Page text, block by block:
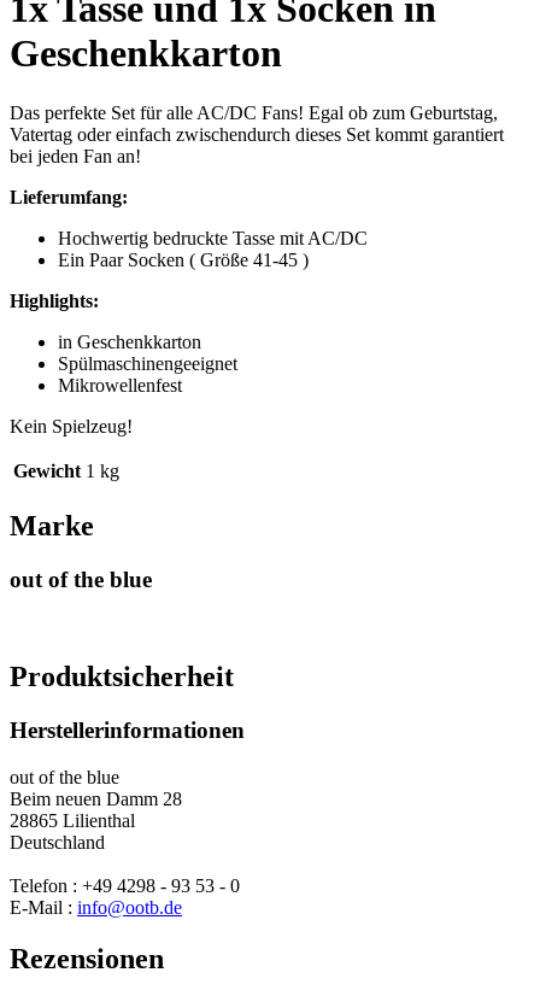
1x Tasse und 1x Socken in
Geschenkkarton
Das perfekte Set für alle AC/DC Fans! Egal ob zum Geburtstag,
Vatertag oder einfach zwischendurch dieses Set kommt garantiert
bei jeden Fan an!
Lieferumfang:
Hochwertig bedruckte Tasse mit AC/DC
Ein Paar Socken ( Größe 41-45 )
Highlights:
in Geschenkkarton
Spülmaschinengeeignet
Mikrowellenfest
Kein Spielzeug!
Gewicht 1 kg
Marke
out of the blue
Produktsicherheit
Herstellerinformationen
out of the blue
Beim neuen Damm 28
28865 Lilienthal
Deutschland
Telefon : +49 4298 - 93 53 - 0
E-Mail : info@ootb.de
Rezensionen